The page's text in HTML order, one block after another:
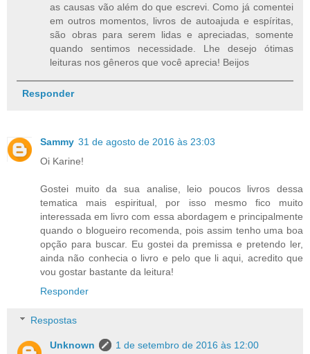
as causas vão além do que escrevi. Como já comentei
em outros momentos, livros de autoajuda e espíritas,
são obras para serem lidas e apreciadas, somente
quando sentimos necessidade. Lhe desejo ótimas
leituras nos gêneros que você aprecia! Beijos
Responder
Sammy 31 de agosto de 2016 às 23:03
Oi Karine!
Gostei muito da sua analise, leio poucos livros dessa
tematica mais espiritual, por isso mesmo fico muito
interessada em livro com essa abordagem e principalmente
quando o blogueiro recomenda, pois assim tenho uma boa
opção para buscar. Eu gostei da premissa e pretendo ler,
ainda não conhecia o livro e pelo que li aqui, acredito que
vou gostar bastante da leitura!
Responder
Respostas
Unknown
1 de setembro de 2016 às 12:00